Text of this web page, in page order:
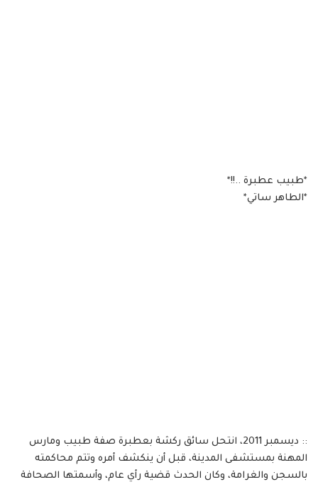
*طبيب عطبرة ..!!*
*الطاهر ساتي*
:: ديسمبر 2011، انتحل سائق ركشة بعطبرة صفة طبيب ومارس
المهنة بمستشفى المدينة، قبل أن ينكشف أمره وتتم محاكمته
بالسجن والغرامة، وكان الحدث قضية رأي عام، وأسمتها الصحافة